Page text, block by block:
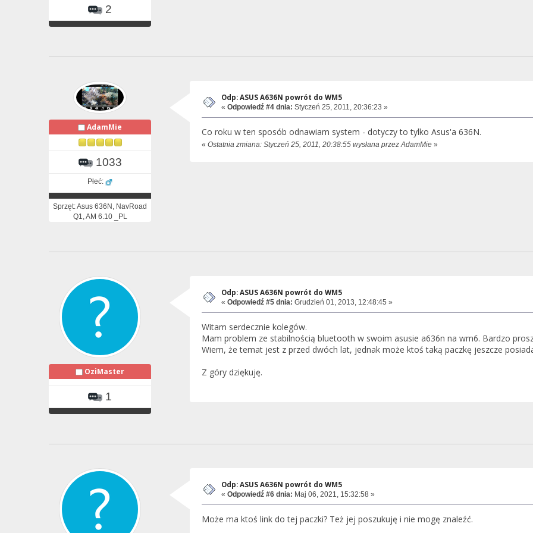
2
AdamMie
1033
Płeć:
Sprzęt: Asus 636N, NavRoad
Q1, AM 6.10 _PL
Odp: ASUS A636N powrót do WM5
« Odpowiedź #4 dnia: Styczeń 25, 2011, 20:36:23 »
Co roku w ten sposób odnawiam system - dotyczy to tylko Asus'a 636N.
« Ostatnia zmiana: Styczeń 25, 2011, 20:38:55 wysłana przez AdamMie»
OziMaster
1
Odp: ASUS A636N powrót do WM5
« Odpowiedź #5 dnia: Grudzień 01, 2013, 12:48:45 »
Witam serdecznie kolegów.
Mam problem ze stabilnością bluetooth w swoim asusie a636n na wm6. Bardzo
Wiem, że temat jest z przed dwóch lat, jednak może ktoś taką paczkę jeszcze
Z góry dziękuję.
Odp: ASUS A636N powrót do WM5
« Odpowiedź #6 dnia: Maj 06, 2021, 15:32:58 »
Może ma ktoś link do tej paczki? Też jej poszukuję i nie mogę znaleźć.